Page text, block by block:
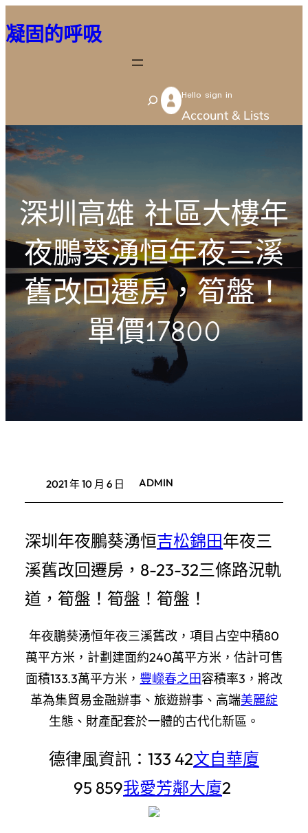
至
容
凝固的呼吸
S
e
h
Hello sign in
Account & Lists
深圳高雄 社區大樓年
夜鵬葵湧恒年夜三溪
舊改回遷房，筍盤！
單價17800
2021 年 10 月 6 日 ADMIN
深圳年夜鵬葵湧恒吉松錦田年夜三
溪舊改回遷房，8-23-32三條路況軌
道，筍盤！筍盤！筍盤！
年夜鵬葵湧恒年夜三溪舊改，項目占空中積80
萬平方米，計劃建面約240萬平方米，估計可售
面積133.3萬平方米， 豐嶸春之田容積率3，將改
革為集貿易金融辦事、旅遊辦事、高端美麗綻
生態、財產配套於一體的古代化新區。
德律風資訊：133 42文自華廈
95 859我愛芳鄰大廈2